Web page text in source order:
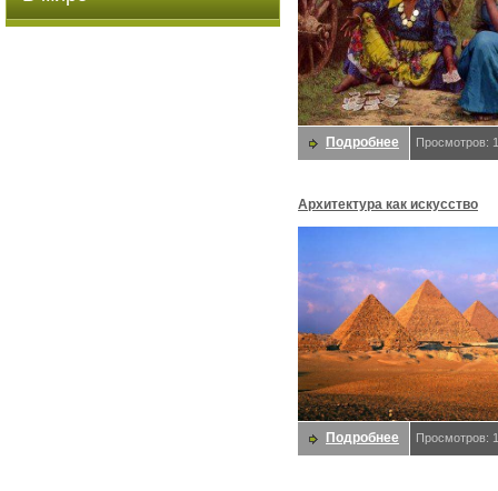
Подробнее Просмотров:
Архитектура как искусство
Подробнее Просмотров: